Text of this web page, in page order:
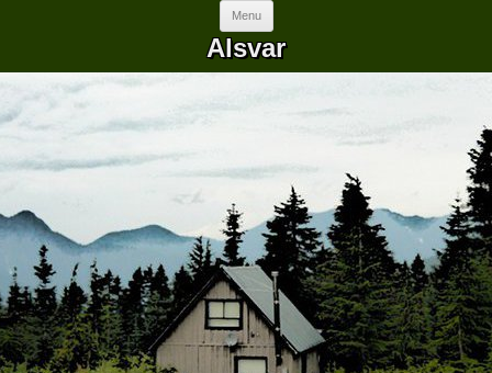
Menu Skip to content
Alsvar